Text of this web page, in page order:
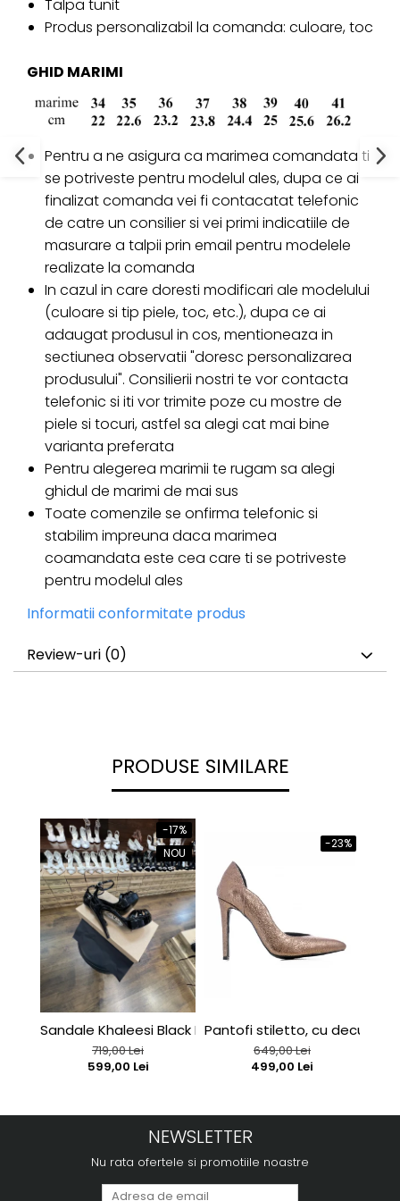
Talpa tunit
Produs personalizabil la comanda: culoare, toc
GHID MARIMI
Pentru a ne asigura ca marimea comandata ti
se potriveste pentru modelul ales, dupa ce ai
finalizat comanda vei fi contacatat telefonic
de catre un consilier si vei primi indicatiile de
masurare a talpii prin email pentru modelele
realizate la comanda
In cazul in care doresti modificari ale modelului
(culoare si tip piele, toc, etc.), dupa ce ai
adaugat produsul in cos, mentioneaza in
sectiunea observatii "doresc personalizarea
produsului". Consilierii nostri te vor contacta
telefonic si iti vor trimite poze cu mostre de
piele si tocuri, astfel sa alegi cat mai bine
varianta preferata
Pentru alegerea marimii te rugam sa alegi
ghidul de marimi de mai sus
Toate comenzile se onfirma telefonic si
stabilim impreuna daca marimea
coamandata este cea care ti se potriveste
pentru modelul ales
Informatii conformitate produs
Review-uri (0)
PRODUSE SIMILARE
-17%
NOU
Sandale Khaleesi Black Patent
719,00 Lei
599,00 Lei
-23%
Pantofi stiletto, cu decupaj
649,00 Lei
499,00 Lei
NEWSLETTER
Nu rata ofertele si promotiile noastre